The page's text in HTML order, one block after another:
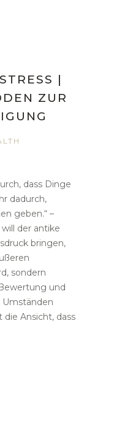
|
ZUR
dass Dinge
dadurch,
geben.“ –
der antike
bringen,
sondern
und
Umständen
Ansicht, dass